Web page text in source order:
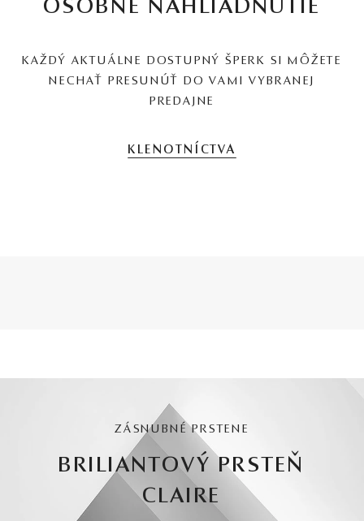
OSOBNÉ NAHLIADNUTIE
KAŽDÝ AKTUÁLNE DOSTUPNÝ ŠPERK SI MÔŽETE
NECHAŤ PRESUNÚŤ DO VAMI VYBRANEJ
PREDAJNE
KLENOTNÍCTVA
ZÁSNUBNÉ PRSTENE
BRILIANTOVÝ PRSTEŇ
CLAIRE